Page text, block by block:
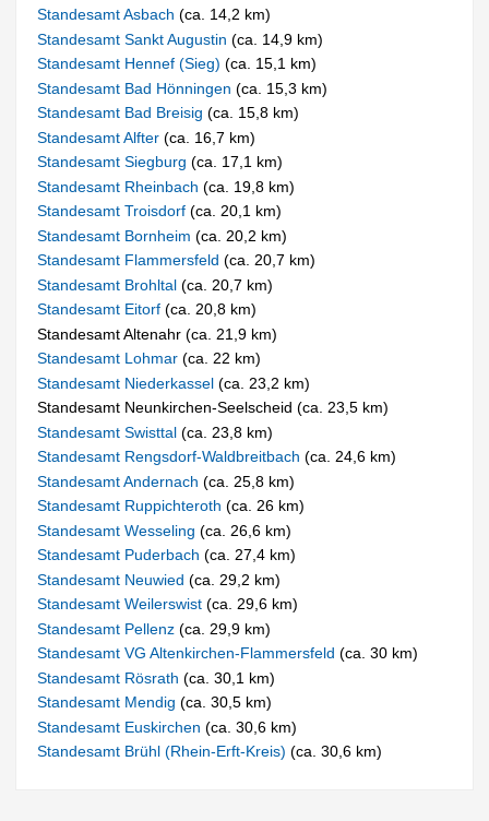
Standesamt Asbach(ca. 14,2 km)
Standesamt Sankt Augustin(ca. 14,9 km)
Standesamt Hennef (Sieg)(ca. 15,1 km)
Standesamt Bad Hönningen(ca. 15,3 km)
Standesamt Bad Breisig(ca. 15,8 km)
Standesamt Alfter(ca. 16,7 km)
Standesamt Siegburg(ca. 17,1 km)
Standesamt Rheinbach(ca. 19,8 km)
Standesamt Troisdorf(ca. 20,1 km)
Standesamt Bornheim(ca. 20,2 km)
Standesamt Flammersfeld(ca. 20,7 km)
Standesamt Brohltal(ca. 20,7 km)
Standesamt Eitorf(ca. 20,8 km)
Standesamt Altenahr (ca. 21,9 km)
Standesamt Lohmar(ca. 22 km)
Standesamt Niederkassel(ca. 23,2 km)
Standesamt Neunkirchen-Seelscheid (ca. 23,5 km)
Standesamt Swisttal(ca. 23,8 km)
Standesamt Rengsdorf-Waldbreitbach(ca. 24,6 km)
Standesamt Andernach(ca. 25,8 km)
Standesamt Ruppichteroth(ca. 26 km)
Standesamt Wesseling(ca. 26,6 km)
Standesamt Puderbach(ca. 27,4 km)
Standesamt Neuwied(ca. 29,2 km)
Standesamt Weilerswist(ca. 29,6 km)
Standesamt Pellenz(ca. 29,9 km)
Standesamt VG Altenkirchen-Flammersfeld(ca. 30 km)
Standesamt Rösrath(ca. 30,1 km)
Standesamt Mendig(ca. 30,5 km)
Standesamt Euskirchen(ca. 30,6 km)
Standesamt Brühl (Rhein-Erft-Kreis)(ca. 30,6 km)